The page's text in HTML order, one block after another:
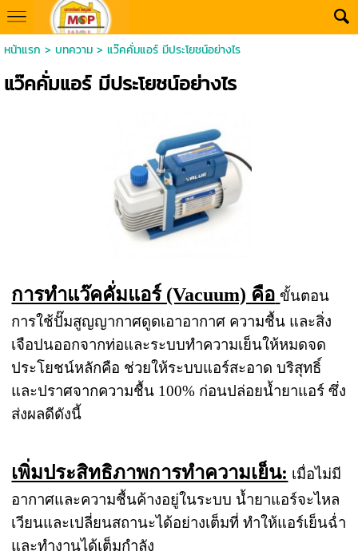
หน้าแรก > บทความ> แว๊คคั่มแอร์ มีประโยชน์อย่างไร
แว๊คคั่มแอร์ มีประโยชน์อย่างไร
การทำแว๊คคั่มแอร์ (Vacuum) คือ ขั้นตอน
การใช้ปั๊มสูญญากาศดูดเอาอากาศ ความชื้น และสิ่ง
เจือปนออกจากท่อและระบบทำความเย็นให้หมดจด
ประโยชน์หลักคือ ช่วยให้ระบบแอร์สะอาด บริสุทธิ์
และปราศจากความชื้น 100% ก่อนปล่อยน้ำยาแอร์ ซึ่ง
ส่งผลดีดังนี้
เพิ่มประสิทธิภาพการทำความเย็น: เมื่อไม่มี
อากาศและความชื้นค้างอยู่ในระบบ น้ำยาแอร์จะไหล
เวียนและเปลี่ยนสถานะได้อย่างเต็มที่ ทำให้แอร์เย็นฉ่ำ
และทำงานได้เต็มกำลัง